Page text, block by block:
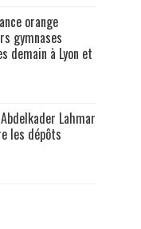
orange
gymnases
demain à Lyon et
Lahmar
les dépôts